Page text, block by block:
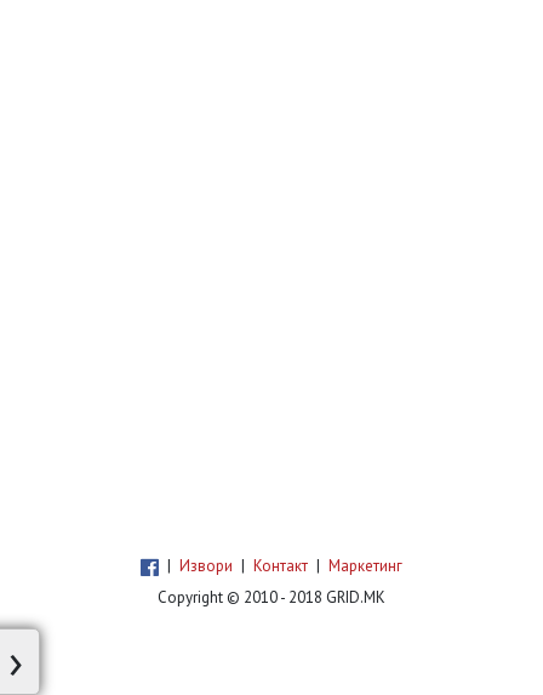
| Извори | Контакт | Маркетинг
Copyright © 2010 - 2018 GRID.MK
›